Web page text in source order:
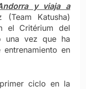
y viaja a
Katusha)
el Critérium del
una vez que ha
en
ciclo en la